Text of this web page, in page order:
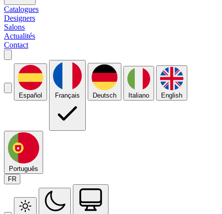
Catalogues
Designers
Salons
Actualités
Contact
Español Français Deutsch Italiano English
Português
FR